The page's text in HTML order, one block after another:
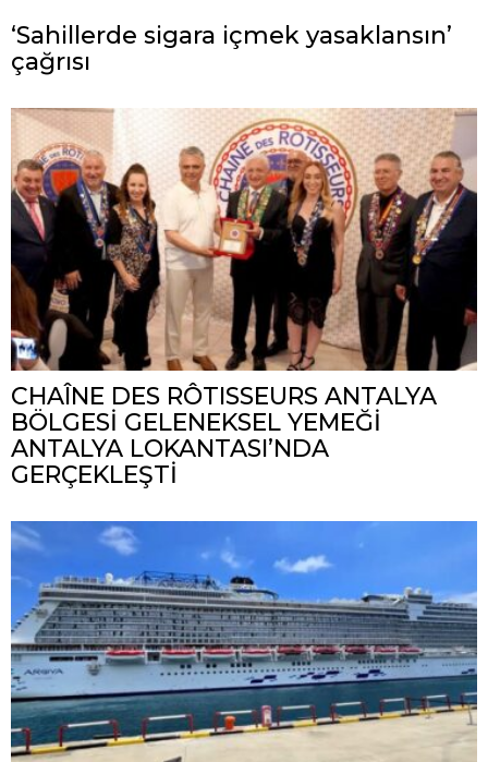
‘Sahillerde sigara içmek yasaklansın’
çağrısı
CHAÎNE DES RÔTISSEURS ANTALYA
BÖLGESİ GELENEKSEL YEMEĞİ
ANTALYA LOKANTASI’NDA
GERÇEKLEŞTİ